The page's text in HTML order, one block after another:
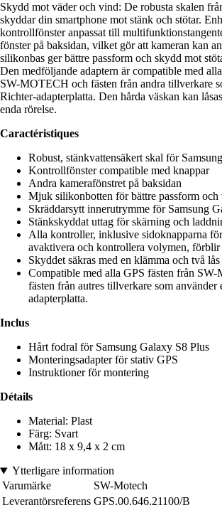
Skydd mot väder och vind: De robusta skalen
skyddar din smartphone mot stänk och stötar.
kontrollfönster anpassat till
fönster på baksidan, vilket gör att kameran kan
silikonbas ger bättre passform och skydd mot
Den medföljande adaptern är compatible med
SW-MOTECH och fästen från andra tillverkare
Richter-adapterplatta. Den hårda väskan kan
enda rörelse.
Caractéristiques
Robust, stänkvattensäkert skal för
Kontrollfönster compatible med knappar
Andra kamerafönstret på baksidan
Mjuk silikonbotten för bättre passform och
Skräddarsytt innerutrymme för Samsung
Stänkskyddat uttag för skärning och
Alla kontroller, inklusive sidoknapparna
avaktivera och kontrollera volymen,
Skyddet säkras med en klämma och två lås
Compatible med alla GPS fästen från
fästen från autres tillverkare som använder
adapterplatta.
Inclus
Hårt fodral för Samsung Galaxy S8 Plus
Monteringsadapter för stativ GPS
Instruktioner för montering
Détails
Material: Plast
Färg: Svart
Mått: 18 x 9,4 x 2 cm
Ytterligare information
Varumärke
SW-Motech
Leverantörsreferens GPS.00.646.21100/B